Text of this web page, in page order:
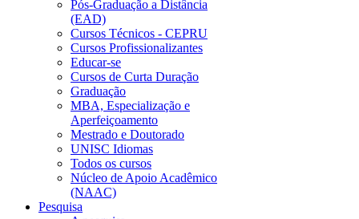
Pós-Graduação a Distância
(EAD)
Cursos Técnicos - CEPRU
Cursos Profissionalizantes
Educar-se
Cursos de Curta Duração
Graduação
MBA, Especialização e
Aperfeiçoamento
Mestrado e Doutorado
UNISC Idiomas
Todos os cursos
Núcleo de Apoio Acadêmico
(NAAC)
Pesquisa